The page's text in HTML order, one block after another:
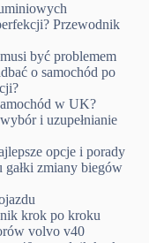
Przewodnik
być problemem
o samochód po
w UK?
i uzupełnianie
opcje i porady
zmiany biegów
krok po kroku
volvo v40